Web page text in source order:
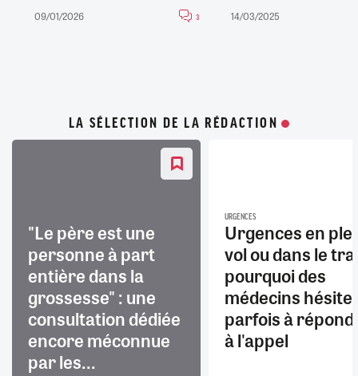
09/01/2026 3 14/03/2025
LA SÉLECTION DE LA RÉDACTION
"Le père est une
personne à part
entière dans la
grossesse" : une
consultation dédiée
encore méconnue
par les...
URGENCES
Urgences en
vol ou dans le
pourquoi des
médecins
parfois à
à l'appel